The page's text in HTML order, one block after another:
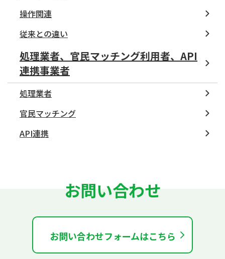
操作関連
従来との違い
処理業者、官民マッチング利用者、API
連携事業者
処理業者
官民マッチング
API連携
お問い合わせ
お問い合わせフォームはこちら